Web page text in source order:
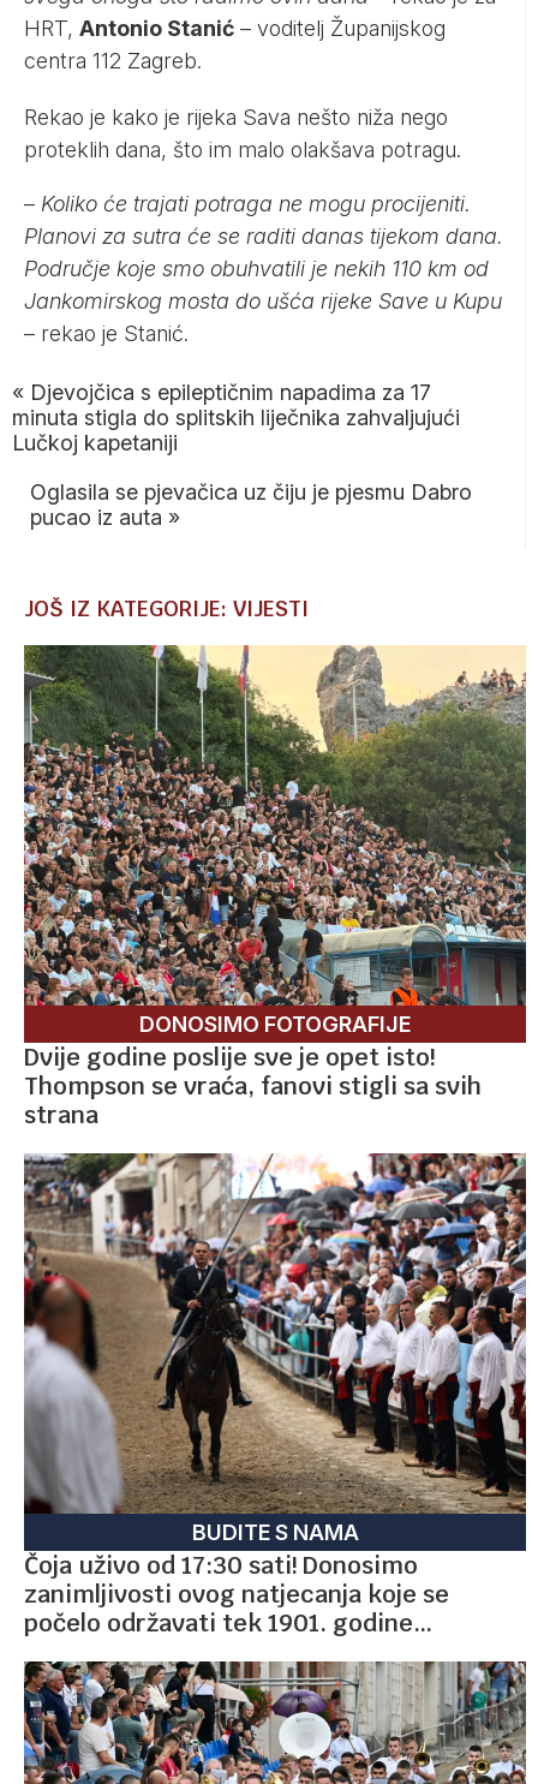
HRT, Antonio Stanić – voditelj Županijskog
centra 112 Zagreb.
Rekao je kako je rijeka Sava nešto niža nego
proteklih dana, što im malo olakšava potragu.
– Koliko će trajati potraga ne mogu procijeniti.
Planovi za sutra će se raditi danas tijekom dana.
Područje koje smo obuhvatili je nekih 110 km od
Jankomirskog mosta do ušća rijeke Save u Kupu
– rekao je Stanić.
« Djevojčica s epileptičnim napadima za 17
minuta stigla do splitskih liječnika zahvaljujući
Lučkoj kapetaniji
Oglasila se pjevačica uz čiju je pjesmu Dabro
pucao iz auta »
JOŠ IZ KATEGORIJE: VIJESTI
DONOSIMO FOTOGRAFIJE
Dvije godine poslije sve je opet isto!
Thompson se vraća, fanovi stigli sa svih
strana
BUDITE S NAMA
Čoja uživo od 17:30 sati! Donosimo
zanimljivosti ovog natjecanja koje se
počelo održavati tek 1901. godine…